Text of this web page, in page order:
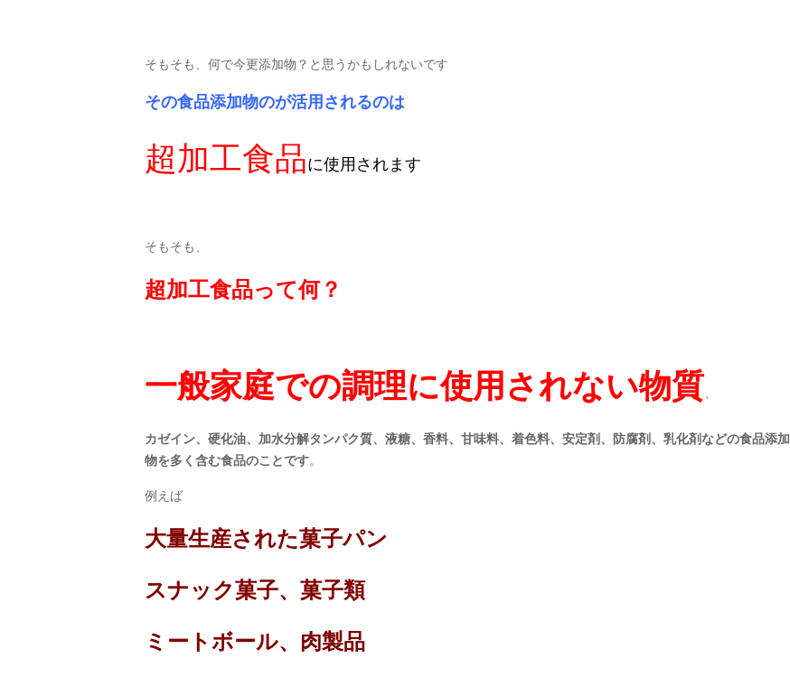
そもそも、何で今更添加物？と思うかもしれないです
その食品添加物のが活用されるのは
超加工食品に使用されます
そもそも、
超加工食品って何？
一般家庭での調理に使用されない物質
カゼイン、硬化油、加水分解タンパク質、液糖、香料、甘味料、着色料、安定剤、防腐剤、乳化剤などの食品添加
物を多く含む食品のことです。
例えば
大量生産された菓子パン
スナック菓子、菓子類
ミートボール、肉製品